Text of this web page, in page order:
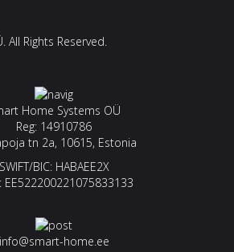
Rights Reserved.
Home Systems OÜ
Reg: 14910786
tn 2a, 10615, Estonia
SWIFT/BIC: HABAEE2X
EE522200221075833133
info@smart-home.ee